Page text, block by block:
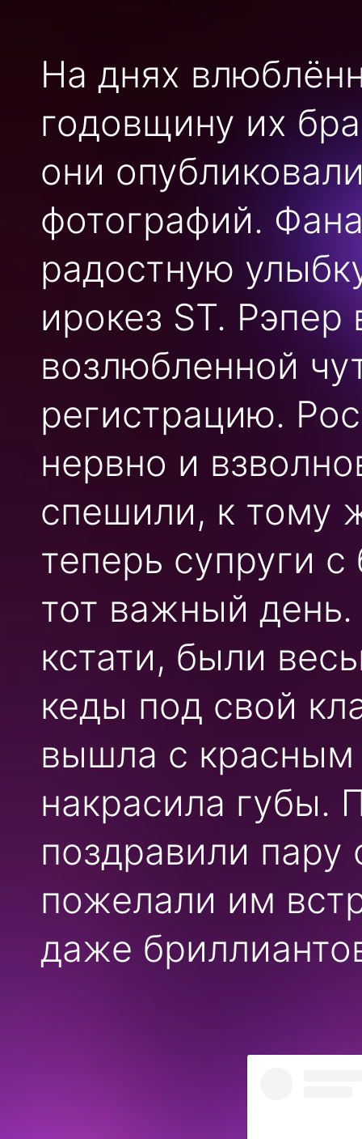
На днях
годовщину их
они
фотографий.
радостную
ирокез ST.
возлюбленной
регистрацию.
нервно и
спешили, к тому
теперь супруги
тот важный день.
кстати, были
кеды под свой
вышла с красным
накрасила губы.
поздравили
пожелали им
даже